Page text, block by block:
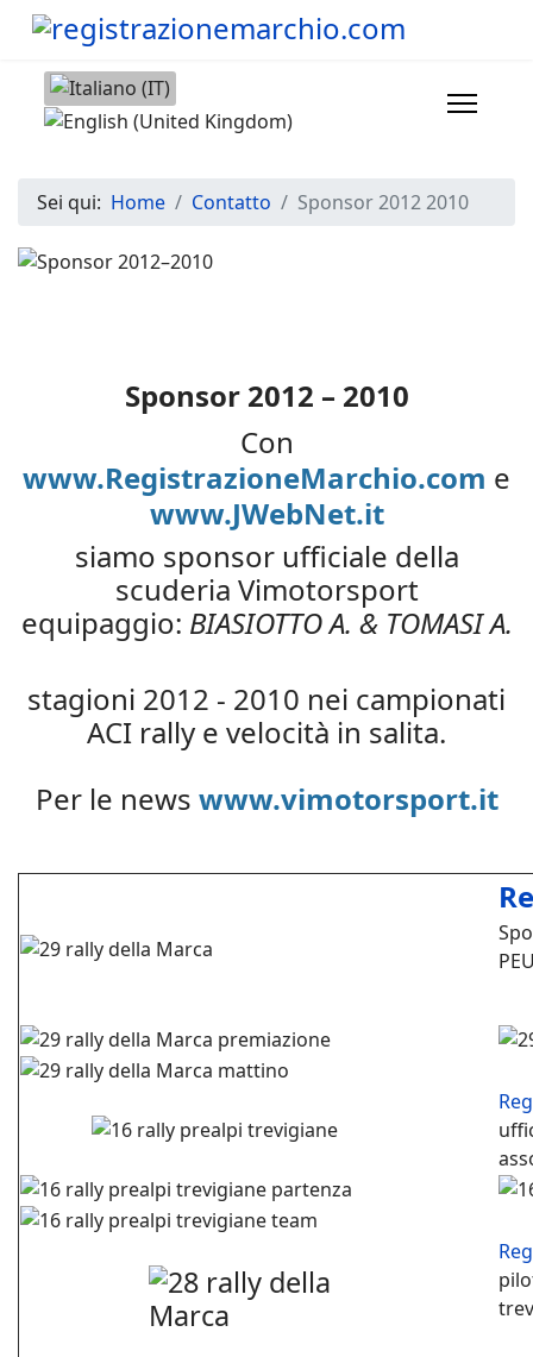
Seleziona la tua lingua
Sei qui: Home Contatto Sponsor 2012 2010
Sponsor 2012 – 2010
Con
www.RegistrazioneMarchio.com e
www.JWebNet.it
siamo sponsor ufficiale della
scuderia Vimotorsport
equipaggio: BIASIOTTO A. & TOMASI A.
stagioni 2012 - 2010 nei campionati
ACI rally e velocità in salita.
Per le news www.vimotorsport.it